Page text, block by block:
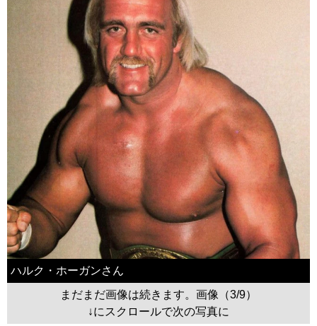
ハルク・ホーガンさん
まだまだ画像は続きます。画像（3/9）
↓にスクロールで次の写真に